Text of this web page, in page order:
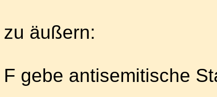
zu äußern:
F gebe antisemitische